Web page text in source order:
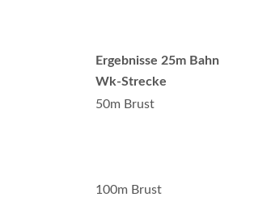
Ergebnisse 25m Bahn
Wk-Strecke
50m Brust
100m Brust